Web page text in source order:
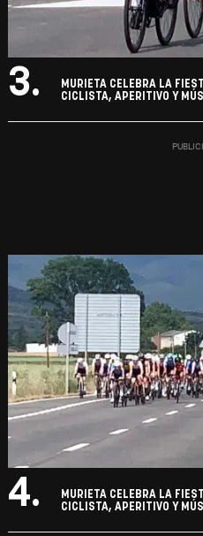
3.
MURIETA CELEBRA LA
CICLISTA, APERITIVO Y
4.
MURIETA CELEBRA LA
CICLISTA, APERITIVO Y